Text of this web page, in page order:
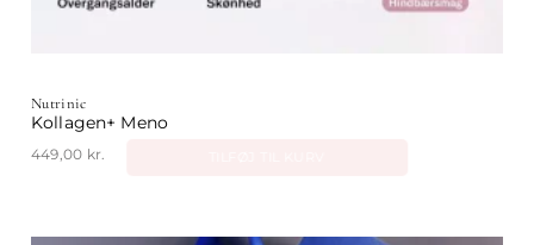
Nutrinic
Kollagen+ Meno
449,00 kr.